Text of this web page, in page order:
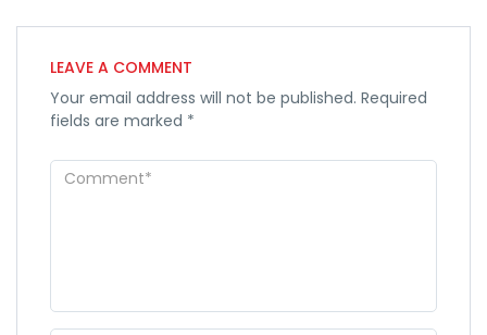
LEAVE A COMMENT
Your email address will not be published. Required
fields are marked *